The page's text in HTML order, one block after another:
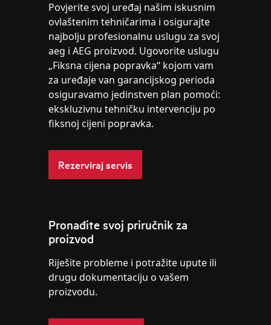
Povjerite svoj uređaj našim iskusnim
ovlaštenim tehničarima i osigurajte
najbolju profesionalnu uslugu za svoj
aeg i AEG proizvod. Ugovorite uslugu
„Fiksna cijena popravka“ kojom vam
za uređaje van garancijskog perioda
osiguravamo jedinstven plan pomoći:
ekskluzivnu tehničku intervenciju po
fiksnoj cijeni popravka.
Rezerviraj servis
Pronađite svoj priručnik za
proizvod
Riješite probleme i potražite upute ili
drugu dokumentaciju o vašem
proizvodu.